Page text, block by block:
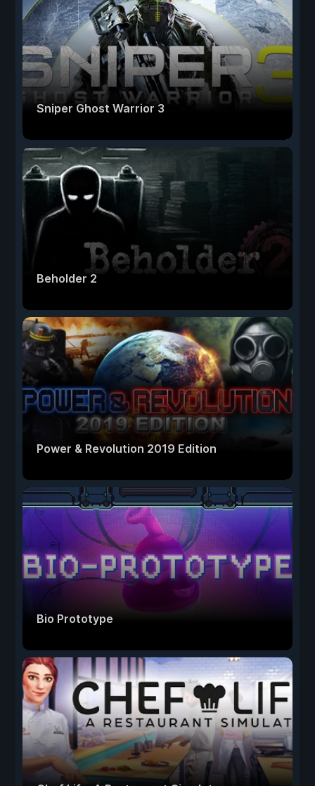
Sniper Ghost Warrior 3
Beholder 2
Power & Revolution 2019 Edition
Bio Prototype